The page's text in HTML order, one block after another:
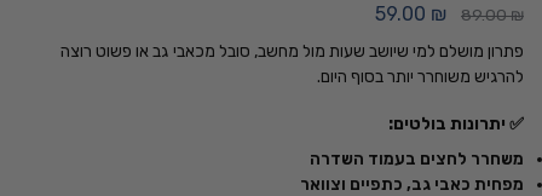
89.00₪
59.00 ₪
פתרון מושלם למי שיושב שעות מול מחשב, סובל מכאבי גב או פשוט רוצה
להרגיש משוחרר יותר בסוף היום.
✅ יתרונות בולטים:
משחרר לחצים בעמוד השדרה
מפחית כאבי גב, כתפיים וצוואר